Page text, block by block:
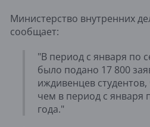
Министерство внутренних
сообщает:
"В период с января по
было подано 17 800
иждивенцев
чем в период с января
года."